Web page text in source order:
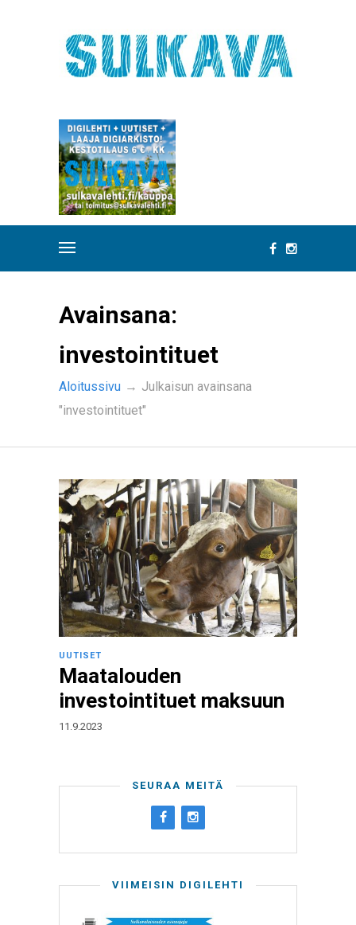
Avainsana:
investointituet
Aloitussivu → Julkaisun avainsana
"investointituet"
UUTISET
Maatalouden
investointituet maksuun
11.9.2023
SEURAA MEITÄ
VIIMEISIN DIGILEHTI